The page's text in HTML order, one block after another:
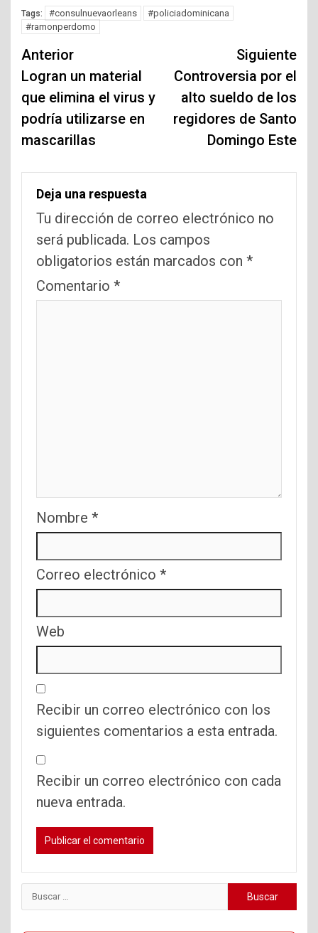
Tags: #consulnuevaorleans
#policiadominicana
#ramonperdomo
Navegación
de
entradas
Anterior
Logran un material
que elimina el virus y
podría utilizarse en
mascarillas
Siguiente
Controversia por el
alto sueldo de los
regidores de Santo
Domingo Este
Deja una respuesta
Tu dirección de correo electrónico no
será publicada. Los campos
obligatorios están marcados con *
Comentario *
Nombre *
Correo electrónico *
Web
Recibir un correo electrónico con los
siguientes comentarios a esta entrada.
Recibir un correo electrónico con cada
nueva entrada.
Buscar: